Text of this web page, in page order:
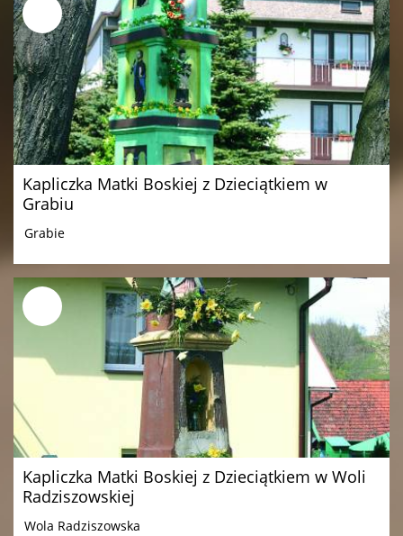
Kapliczka Matki Boskiej z Dzieciątkiem w
Grabiu
Grabie
Kapliczka Matki Boskiej z Dzieciątkiem w Woli
Radziszowskiej
Wola Radziszowska